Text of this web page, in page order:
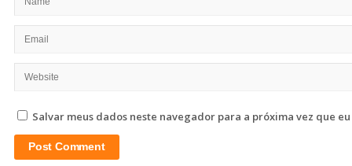
Salvar meus dados neste navegador para a próxima vez que